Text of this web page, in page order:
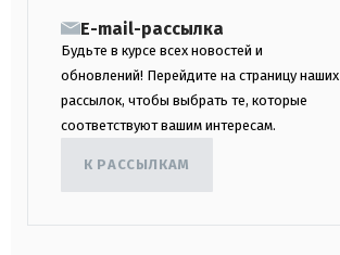
E-mail-рассылка
Будьте в курсе всех новостей и
обновлений! Перейдите на страницу наших
рассылок, чтобы выбрать те, которые
соответствуют вашим интересам.
К РАССЫЛКАМ